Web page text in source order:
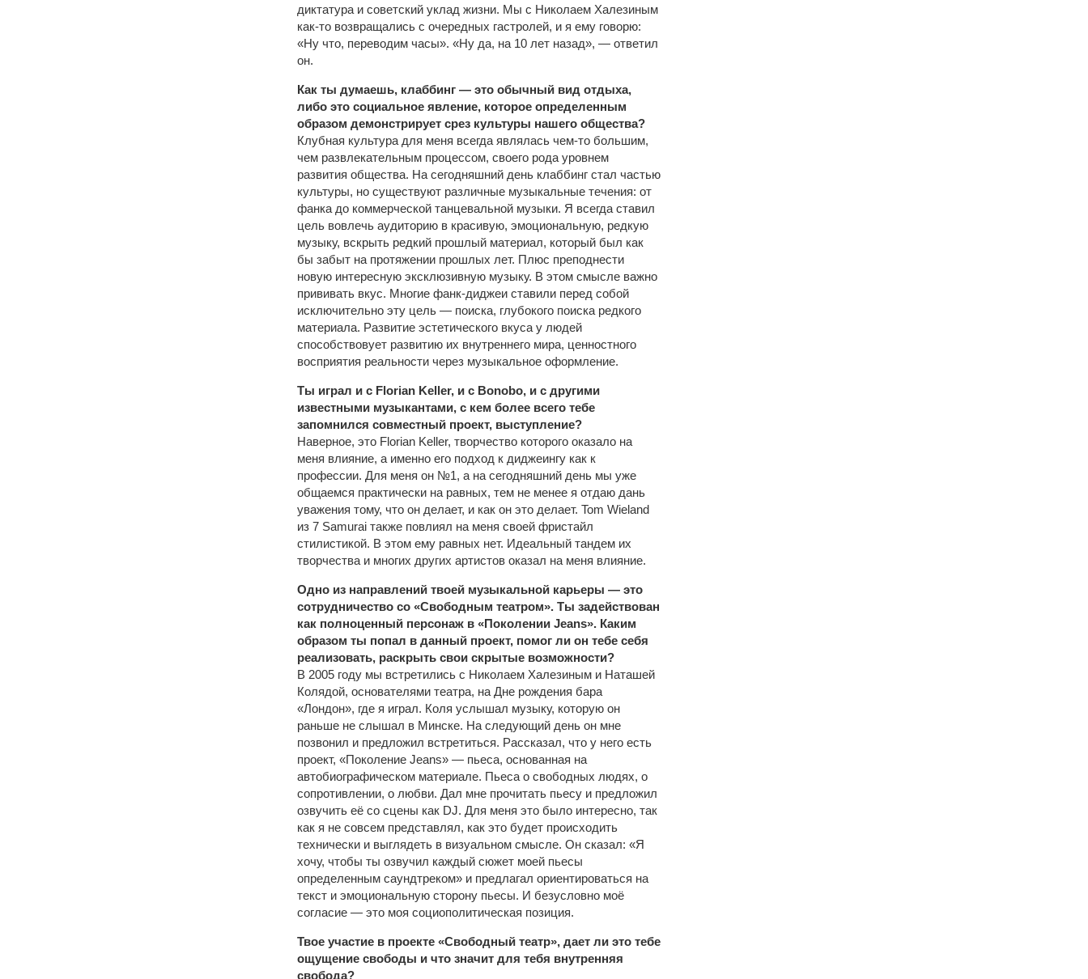
диктатура и советский уклад жизни. Мы с Николаем Халезиным
как-то возвращались с очередных гастролей, и я ему говорю:
«Ну что, переводим часы». «Ну да, на 10 лет назад», — ответил
он.
Как ты думаешь, клаббинг — это обычный вид отдыха,
либо это социальное явление, которое определенным
образом демонстрирует срез культуры нашего общества?
Клубная культура для меня всегда являлась чем-то большим,
чем развлекательным процессом, своего рода уровнем
развития общества. На сегодняшний день клаббинг стал частью
культуры, но существуют различные музыкальные течения: от
фанка до коммерческой танцевальной музыки. Я всегда ставил
цель вовлечь аудиторию в красивую, эмоциональную, редкую
музыку, вскрыть редкий прошлый материал, который был как
бы забыт на протяжении прошлых лет. Плюс преподнести
новую интересную эксклюзивную музыку. В этом смысле важно
прививать вкус. Многие фанк-диджеи ставили перед собой
исключительно эту цель — поиска, глубокого поиска редкого
материала. Развитие эстетического вкуса у людей
способствовует развитию их внутреннего мира, ценностного
восприятия реальности через музыкальное оформление.
Ты играл и с Florian Keller, и с Bonobo, и с другими
известными музыкантами, с кем более всего тебе
запомнился совместный проект, выступление?
Наверное, это Florian Keller, творчество которого оказало на
меня влияние, а именно его подход к диджеингу как к
профессии. Для меня он №1, а на сегодняшний день мы уже
общаемся практически на равных, тем не менее я отдаю дань
уважения тому, что он делает, и как он это делает. Tom Wieland
из 7 Samurai также повлиял на меня своей фристайл
стилистикой. В этом ему равных нет. Идеальный тандем их
творчества и многих других артистов оказал на меня влияние.
Одно из направлений твоей музыкальной карьеры — это
сотрудничество со «Свободным театром». Ты задействован
как полноценный персонаж в «Поколении Jeans». Каким
образом ты попал в данный проект, помог ли он тебе себя
реализовать, раскрыть свои скрытые возможности?
В 2005 году мы встретились с Николаем Халезиным и Наташей
Колядой, основателями театра, на Дне рождения бара
«Лондон», где я играл. Коля услышал музыку, которую он
раньше не слышал в Минске. На следующий день он мне
позвонил и предложил встретиться. Рассказал, что у него есть
проект, «Поколение Jeans» — пьеса, основанная на
автобиографическом материале. Пьеса о свободных людях, о
сопротивлении, о любви. Дал мне прочитать пьесу и предложил
озвучить её со сцены как DJ. Для меня это было интересно, так
как я не совсем представлял, как это будет происходить
технически и выглядеть в визуальном смысле. Он сказал: «Я
хочу, чтобы ты озвучил каждый сюжет моей пьесы
определенным саундтреком» и предлагал ориентироваться на
текст и эмоциональную сторону пьесы. И безусловно моё
согласие — это моя социополитическая позиция.
Твое участие в проекте «Свободный театр», дает ли это тебе
ощущение свободы и что значит для тебя внутренняя
свобода?